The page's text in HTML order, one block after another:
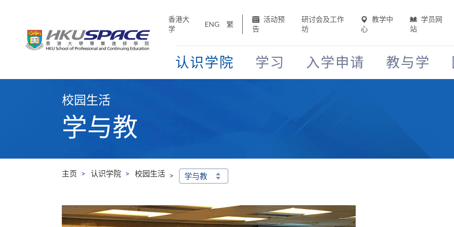
香港大
学
ENG 繁
活动预
告
研讨会及工作
坊
教学中
心
学员网
站
认识学院 学习 入学申请 教与学
校园生活
学与教
主页 认识学院 校园生活 学与教